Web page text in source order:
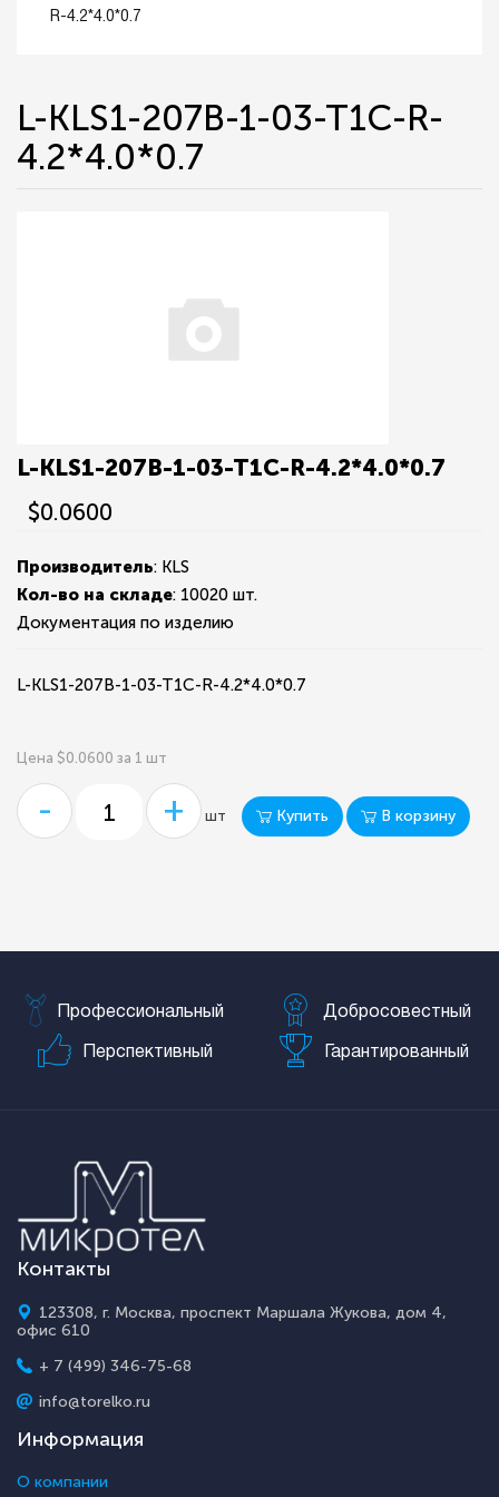
R-4.2*4.0*0.7
L-KLS1-207B-1-03-T1C-R-
4.2*4.0*0.7
L-KLS1-207B-1-03-T1C-R-4.2*4.0*0.7
$0.0600
Производитель: KLS
Кол-во на складе: 10020 шт.
Документация по изделию
L-KLS1-207B-1-03-T1C-R-4.2*4.0*0.7
Цена $0.0600 за 1 шт
- + шт Купить В корзину
Профессиональный Добросовестный
Перспективный Гарантированный
Контакты
123308, г. Москва, проспект Маршала Жукова, дом 4,
офис 610
+ 7 (499) 346-75-68
info@torelko.ru
Информация
О компании